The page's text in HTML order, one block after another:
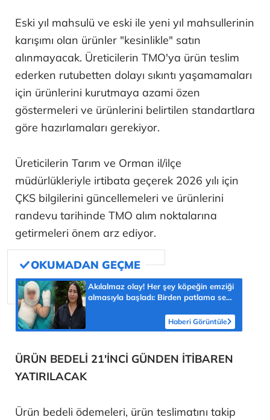
Eski yıl mahsulü ve eski ile yeni yıl mahsullerinin
karışımı olan ürünler "kesinlikle" satın
alınmayacak. Üreticilerin TMO'ya ürün teslim
ederken rutubetten dolayı sıkıntı yaşamamaları
için ürünlerini kurutmaya azami özen
göstermeleri ve ürünlerini belirtilen standartlara
göre hazırlamaları gerekiyor.
Üreticilerin Tarım ve Orman il/ilçe
müdürlükleriyle irtibata geçerek 2026 yılı için
ÇKS bilgilerini güncellemeleri ve ürünlerini
randevu tarihinde TMO alım noktalarına
getirmeleri önem arz ediyor.
Akılalmaz olay! Her şey köpeğin emziği
almasıyla başladı: Birden patlama sesi
Haberi Görüntüle
ÜRÜN BEDELİ 21'İNCİ GÜNDEN İTİBAREN
YATIRILACAK
Ürün bedeli ödemeleri, ürün teslimatını takip